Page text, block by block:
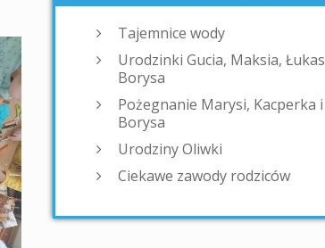
Tajemnice wody
Urodzinki Gucia, Maksia,
Borysa
Pożegnanie Marysi, Kacperka i
Borysa
Urodziny Oliwki
Ciekawe zawody rodziców